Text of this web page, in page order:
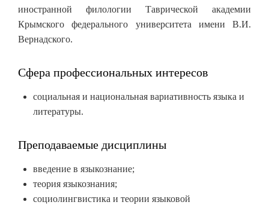
иностранной филологии Таврической академии
Крымского федерального университета имени В.И.
Вернадского.
Сфера профессиональных интересов
социальная и национальная вариативность языка и
литературы.
Преподаваемые дисциплины
введение в языкознание;
теория языкознания;
социолингвистика и теории языковой